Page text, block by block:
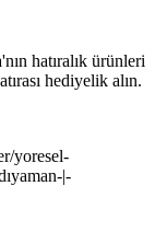
hatıralık ürünleri
hediyelik alın.
yoresel-
|-